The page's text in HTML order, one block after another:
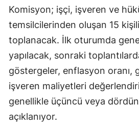
Komisyon; işçi, işveren ve
temsilcilerinden oluşan 15
toplanacak. İlk oturumda
yapılacak, sonraki
göstergeler, enflasyon oranı,
işveren maliyetleri
genellikle üçüncü veya
açıklanıyor.